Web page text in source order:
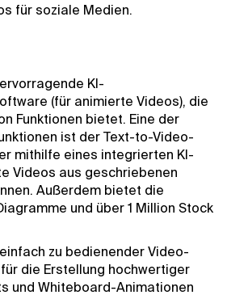
für soziale Medien.
KI-
(für animierte Videos), die
Funktionen bietet. Eine der
ist der Text-to-Video-
mithilfe eines integrierten KI-
Videos aus geschriebenen
Außerdem bietet die
und über 1 Million Stock
zu bedienender Video-
die Erstellung hochwertiger
und Whiteboard-Animationen